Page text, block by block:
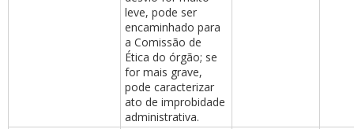
leve, pode ser
encaminhado para
a Comissão de
Ética do órgão; se
for mais grave,
pode caracterizar
ato de improbidade
administrativa.